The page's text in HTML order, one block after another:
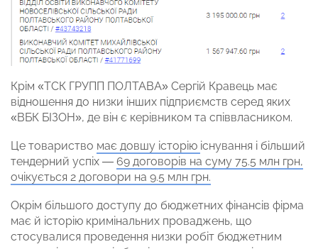
Крім «ТСК ГРУПП ПОЛТАВА» Сергій Кравець має
відношення до низки інших підприємств серед яких
«ВБК БІЗОН», де він є керівником та співвласником.
Це товариство має довшу історію існування і більший
тендерний успіх — 69 договорів на суму 75.5 млн грн,
очікується 2 договори на 9.5 млн грн.
Окрім більшого доступу до бюджетних фінансів фірма
має й історію кримінальних проваджень, що
стосувалися проведення низки робіт бюджетним